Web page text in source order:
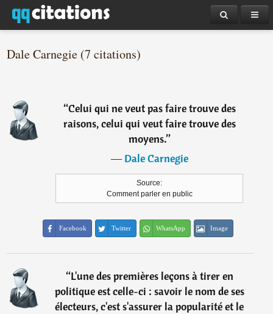
Dale Carnegie (7 citations)
“Celui qui ne veut pas faire trouve des
raisons, celui qui veut faire trouve des
moyens.”
―Dale Carnegie
Source:
Comment parler en public
Facebook Twitter WhatsApp Image
“L'une des premières leçons à tirer en
politique est celle-ci : savoir le nom de ses
électeurs, c'est s'assurer la popularité et le